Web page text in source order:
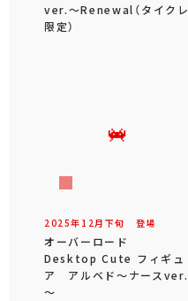
ver.～Renewal（タイクレ
限定）
2025年 12 月 下旬 登場
オーバーロード
Desktop Cute フィギュ
ア アルベド～ナースver.
～